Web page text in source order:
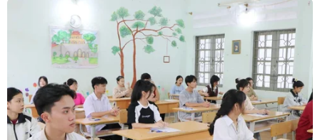
người sau đó cũng chỉ ra rằng DMC có thể giúp
làm chậm quá trình lão hóa.
Tuy nhiên, các tác giả cũng thận trọng khuyến
cáo dù các thí nghiệm đều cho thấy DMC có thể
tác động tới tế bào của con người, nhưng đây
mới là những giai đoạn nghiên cứu sơ khai và